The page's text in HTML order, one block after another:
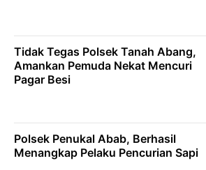
Tidak Tegas Polsek Tanah Abang,
Amankan Pemuda Nekat Mencuri
Pagar Besi
Polsek Penukal Abab, Berhasil
Menangkap Pelaku Pencurian Sapi